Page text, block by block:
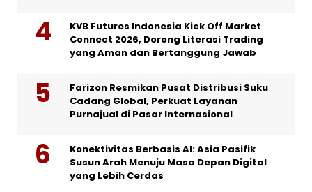
KVB Futures Indonesia Kick Off Market
Connect 2026, Dorong Literasi Trading
yang Aman dan Bertanggung Jawab
Farizon Resmikan Pusat Distribusi Suku
Cadang Global, Perkuat Layanan
Purnajual di Pasar Internasional
Konektivitas Berbasis AI: Asia Pasifik
Susun Arah Menuju Masa Depan Digital
yang Lebih Cerdas